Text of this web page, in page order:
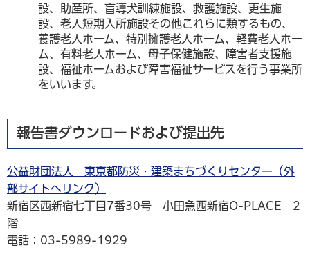
設、助産所、盲導犬訓練施設、救護施設、更生施
設、老人短期入所施設その他これらに類するもの、
養護老人ホーム、特別擁護老人ホーム、軽費老人ホー
ム、有料老人ホーム、母子保健施設、障害者支援施
設、福祉ホームおよび障害福祉サービスを行う事業所
をいいます。
報告書ダウンロードおよび提出先
公益財団法人 東京都防災・建築まちづくりセンター（外
部サイトへリンク）
新宿区西新宿七丁目7番30号 小田急西新宿O-PLACE 2
階
電話：03-5989-1929